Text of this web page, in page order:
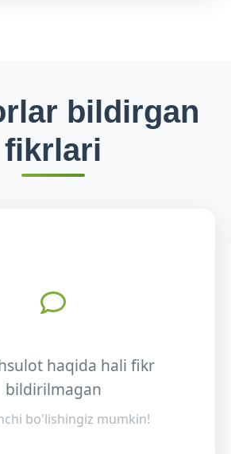
bildirgan
fikrlari
haqida hali fikr
bildirilmagan
bo'lishingiz mumkin!